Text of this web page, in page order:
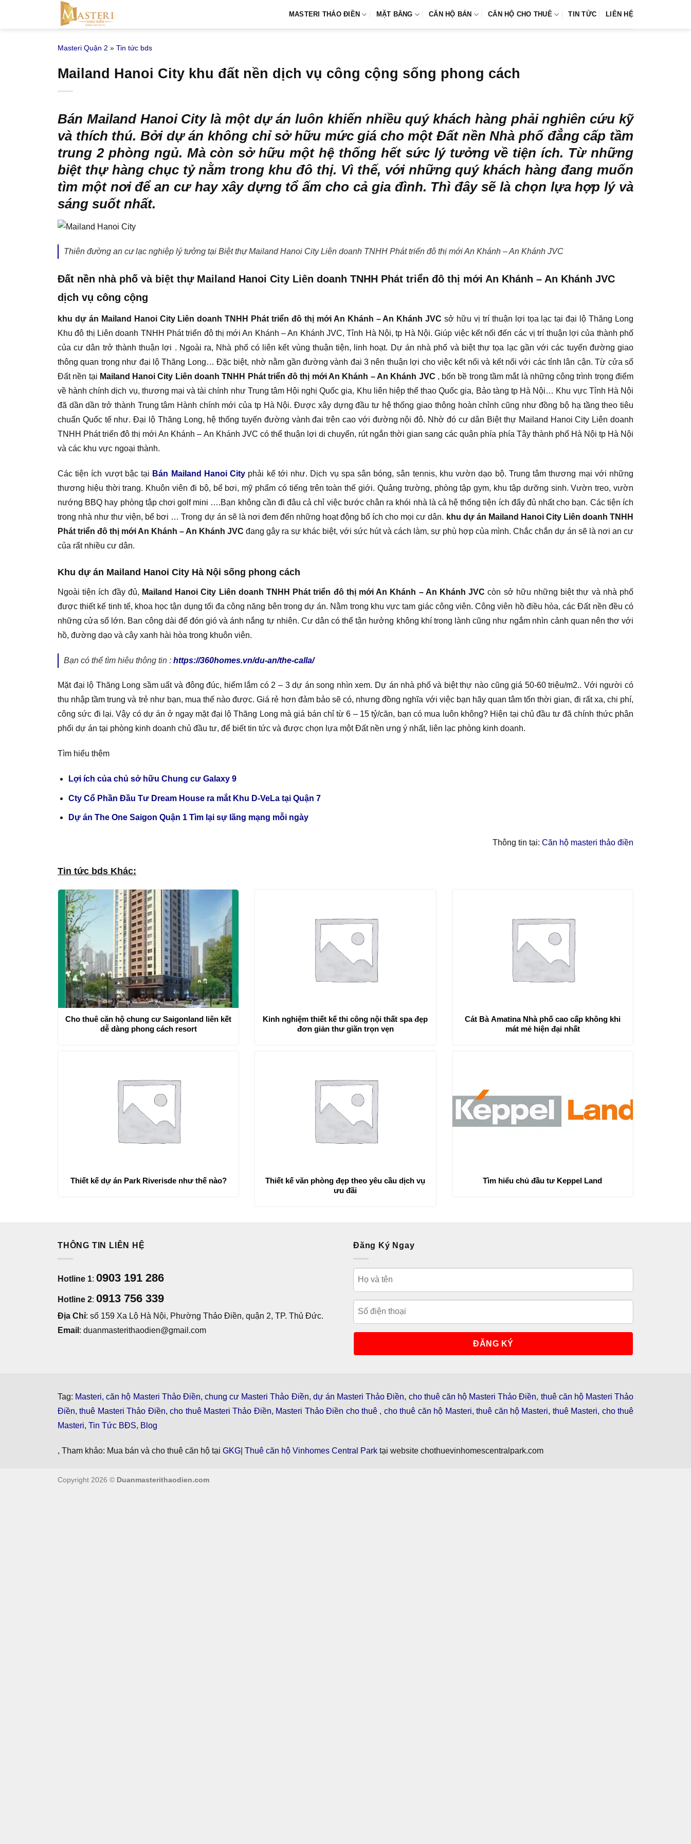
MASTERI THẢO ĐIỀN MẶT BẰNG CĂN HỘ BÁN CĂN HỘ CHO THUÊ TIN TỨC LIÊN HỆ
Masteri Quận 2 » Tin tức bds
Mailand Hanoi City khu đất nền dịch vụ công cộng sống phong cách
Bán Mailand Hanoi Citylà một dự án luôn khiến nhiều quý khách hàng phải nghiên cứu kỹ
và thích thú. Bởi dự án không chỉ sở hữu mức giá cho một Đất nền Nhà phố đẳng cấp tầm
trung 2 phòng ngủ. Mà còn sở hữu một hệ thống hết sức lý tưởng về tiện ích. Từ những
biệt thự hàng chục tỷ nằm trong khu đô thị. Vì thế, với những quý khách hàng đang muốn
tìm một nơi để an cư hay xây dựng tổ ấm cho cả gia đình. Thì đây sẽ là chọn lựa hợp lý và
sáng suốt nhất.
Thiên đường an cư lạc nghiệp lý tưởng tại Biệt thự Mailand Hanoi City Liên doanh TNHH Phát triển đô thị mới An Khánh – An Khánh JVC
Đất nền nhà phố và biệt thự Mailand Hanoi City Liên doanh TNHH Phát triển đô thị mới An Khánh – An Khánh JVC
dịch vụ công cộng
khu dự án Mailand Hanoi City Liên doanh TNHH Phát triển đô thị mới An Khánh – An Khánh JVC sở hữu vị trí thuận lợi tọa lạc tại đại lộ Thăng Long
Khu đô thị Liên doanh TNHH Phát triển đô thị mới An Khánh – An Khánh JVC, Tỉnh Hà Nội, tp Hà Nội. Giúp việc kết nối đến các vị trí thuận lợi của thành phố
của cư dân trở thành thuận lợi . Ngoài ra, Nhà phố có liên kết vùng thuận tiện, linh hoạt. Dự án nhà phố và biệt thự tọa lạc gần với các tuyến đường giao
thông quan trọng như đại lộ Thăng Long… Đặc biệt, nhờ nằm gần đường vành đai 3 nên thuận lợi cho việc kết nối và kết nối với các tỉnh lân cận. Từ cửa sổ
Đất nền tại Mailand Hanoi City Liên doanh TNHH Phát triển đô thị mới An Khánh – An Khánh JVC , bốn bề trong tầm mắt là những công trình trọng điểm
về hành chính dịch vụ, thương mại và tài chính như Trung tâm Hội nghị Quốc gia, Khu liên hiệp thể thao Quốc gia, Bảo tàng tp Hà Nội… Khu vực Tỉnh Hà Nội
đã dần dần trở thành Trung tâm Hành chính mới của tp Hà Nội. Được xây dựng đầu tư hệ thống giao thông hoàn chỉnh cũng như đồng bộ hạ tầng theo tiêu
chuẩn Quốc tế như. Đại lộ Thăng Long, hệ thống tuyến đường vành đai trên cao với đường nội đô. Nhờ đó cư dân Biệt thự Mailand Hanoi City Liên doanh
TNHH Phát triển đô thị mới An Khánh – An Khánh JVC có thể thuận lợi di chuyển, rút ngắn thời gian sang các quận phía phía Tây thành phố Hà Nội tp Hà Nội
và các khu vực ngoại thành.
Các tiện ích vượt bậc tại Bán Mailand Hanoi City phải kế tới như. Dịch vụ spa sân bóng, sân tennis, khu vườn dạo bộ. Trung tâm thương mại với những
thương hiệu thời trang. Khuôn viên đi bộ, bể bơi, mỹ phẩm có tiếng trên toàn thế giới. Quảng trường, phòng tập gym, khu tập dưỡng sinh. Vườn treo, vườn
nướng BBQ hay phòng tập chơi golf mini ….Bạn không cần đi đâu cả chỉ việc bước chân ra khói nhà là cả hệ thống tiện ích đẩy đủ nhất cho bạn. Các tiện ích
trong nhà như thư viện, bể bơi … Trong dự án sẽ là nơi đem đến những hoạt động bổ ích cho mọi cư dân. khu dự án Mailand Hanoi City Liên doanh TNHH
Phát triển đô thị mới An Khánh – An Khánh JVC đang gây ra sự khác biệt, với sức hút và cách làm, sự phù hợp của mình. Chắc chắn dự án sẽ là nơi an cư
của rất nhiều cư dân.
Khu dự án Mailand Hanoi City Hà Nội sống phong cách
Ngoài tiện ích đầy đủ, Mailand Hanoi City Liên doanh TNHH Phát triển đô thị mới An Khánh – An Khánh JVC còn sở hữu những biệt thự và nhà phố
được thiết kế tinh tế, khoa học tận dụng tối đa công năng bên trong dự án. Nằm trong khu vực tam giác công viên. Công viên hồ điều hòa, các Đất nền đều có
những cửa sổ lớn. Ban công dài để đón gió và ánh nắng tự nhiên. Cư dân có thể tận hưởng không khí trong lành cũng như ngắm nhìn cảnh quan nên thơ với
hồ, đường dạo và cây xanh hài hòa trong khuôn viên.
Bạn có thể tìm hiêu thông tin : https://360homes.vn/du-an/the-calla/
Mặt đại lộ Thăng Long sầm uất và đông đúc, hiếm lắm có 2 – 3 dự án song nhìn xem. Dự án nhà phố và biệt thự nào cũng giá 50-60 triệu/m2.. Với người có
thu nhập tầm trung và trẻ như bạn, mua thế nào được. Giá rẻ hơn đảm bảo sẽ có, nhưng đồng nghĩa với việc bạn hãy quan tâm tốn thời gian, đi rất xa, chi phí,
công sức đi lại. Vậy có dự án ở ngay mặt đại lộ Thăng Long mà giá bán chỉ từ 6 – 15 tỷ/căn, bạn có mua luôn không? Hiện tại chủ đầu tư đã chính thức phân
phối dự án tại phòng kinh doanh chủ đầu tư, để biết tin tức và được chọn lựa một Đất nền ưng ý nhất, liên lạc phòng kinh doanh.
Tìm hiểu thêm
Lợi ích của chủ sở hữu Chung cư Galaxy 9
Cty Cổ Phần Đầu Tư Dream House ra mắt Khu D-VeLa tại Quận 7
Dự án The One Saigon Quận 1 Tìm lại sự lãng mạng mỗi ngày
Thông tin tại: Căn hộ masteri thảo điền
Tin tức bds Khác:
Cho thuê căn hộ chung cư Saigonland liên kết
dễ dàng phong cách resort
Kinh nghiệm thiết kế thi công nội thất spa đẹp
đơn giản thư giãn trọn vẹn
Cát Bà Amatina Nhà phố cao cấp không khi
mát mẻ hiện đại nhất
Thiết kế dự án Park Riverisde như thế nào?
Thiết kế văn phòng đẹp theo yêu cầu dịch vụ
ưu đãi
Tìm hiểu chủ đầu tư Keppel Land
THÔNG TIN LIÊN HỆ
Hotline 1: 0903 191 286
Hotline 2: 0913 756 339
Địa Chỉ: số 159 Xa Lộ Hà Nội, Phường Thảo Điền, quận 2, TP. Thủ Đức.
Email : duanmasterithaodien@gmail.com
Đăng Ký Ngay
Tag: Masteri,căn hộ Masteri Thảo Điền,chung cư Masteri Thảo Điền, dự án Masteri Thảo Điền, cho thuê căn hộ Masteri Thảo Điền, thuê căn hộ Masteri Thảo
Điền,thuê Masteri Thảo Điền,cho thuê Masteri Thảo Điền, Masteri Thảo Điền cho thuê , cho thuê căn hộ Masteri,thuê căn hộ Masteri, thuê Masteri, cho thuê
Masteri, Tin Tức BĐS, Blog
, Tham khảo: Mua bán và cho thuê căn hộ tại GKG Thuê căn hộ Vinhomes Central Park tại website chothuevinhomescentralpark.com
Copyright 2026 © Duanmasterithaodien.com